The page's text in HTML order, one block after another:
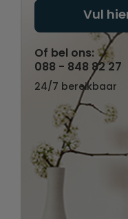
Vul
Of bel ons:
088 - 848 82 27
24/7 bereikbaar